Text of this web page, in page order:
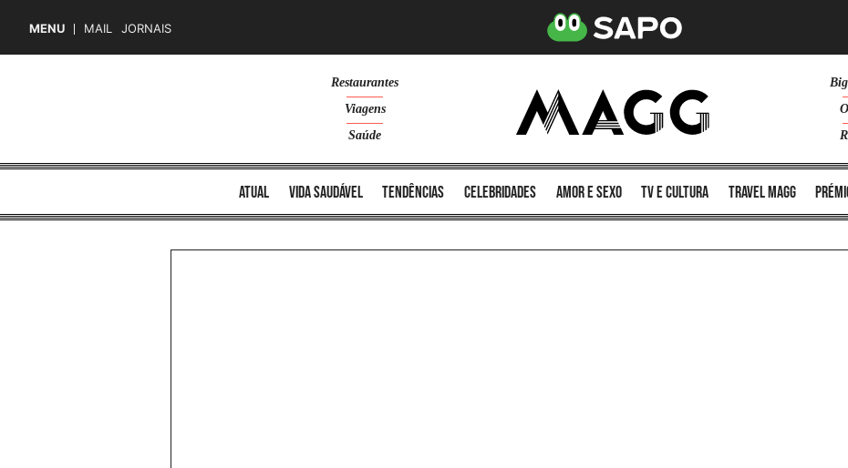
MENU MAIL JORNAIS
Restaurantes
Viagens
Saúde
atual vida saudável tendências celebridades amor e sexo TV e cultura Travel MAGG